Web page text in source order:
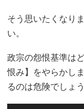
そう思いたくなり
い。
政宗の怨恨基準は
恨み】をやらかし
るのは危険でしょう